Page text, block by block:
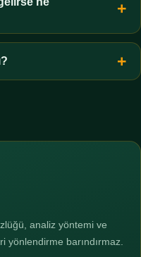
ölçün ve gerekirse
danışma hatları
adımdır.
analiz yöntemi ve
yönlendirme barındırmaz.